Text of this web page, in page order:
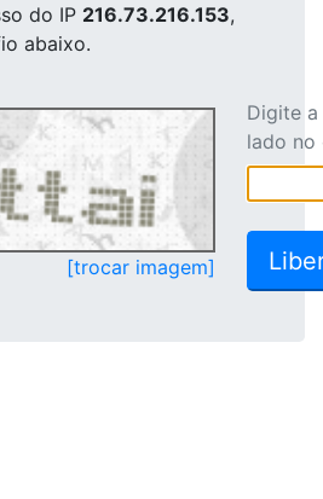
do IP 216.73.216.153,
abaixo.
[trocar imagem]
Digite
lado no